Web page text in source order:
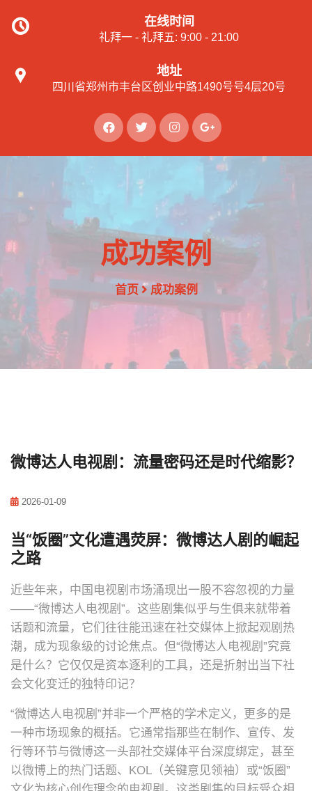
在线时间
礼拜一 - 礼拜五: 9:00 - 21:00
地址
四川省郑州市丰台区创业中路1490号号4层20号
成功案例
首页 成功案例
微博达人电视剧：流量密码还是时代缩影？
2026-01-09
当“饭圈”文化遭遇荧屏：微博达人剧的崛起
之路
近些年来，中国电视剧市场涌现出一股不容忽视的力量
——“微博达人电视剧”。这些剧集似乎与生俱来就带着
话题和流量，它们往往能迅速在社交媒体上掀起观剧热
潮，成为现象级的讨论焦点。但“微博达人电视剧”究竟
是什么？它仅仅是资本逐利的工具，还是折射出当下社
会文化变迁的独特印记？
“微博达人电视剧”并非一个严格的学术定义，更多的是
一种市场现象的概括。它通常指那些在制作、宣传、发
行等环节与微博这一头部社交媒体平台深度绑定，甚至
以微博上的热门话题、KOL（关键意见领袖）或“饭圈”